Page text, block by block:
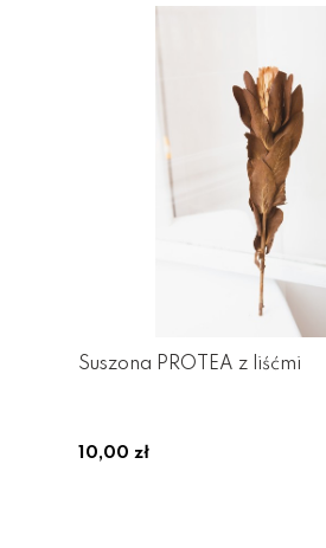
Suszona PROTEA z liśćmi
10,00 zł